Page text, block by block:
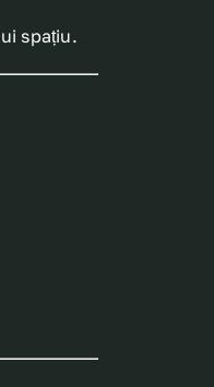
spațiu.